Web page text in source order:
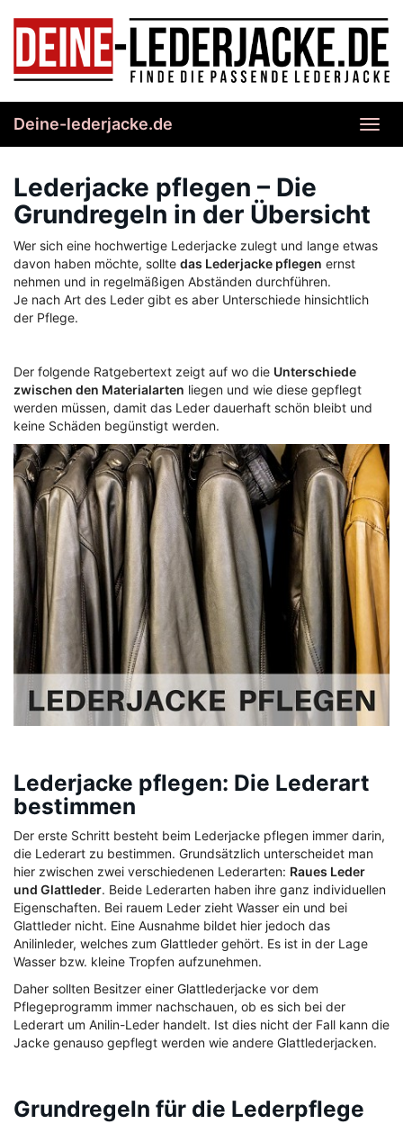
content
Deine-lederjacke.de
Lederjacke pflegen – Die
Grundregeln in der Übersicht
Wer sich eine hochwertige Lederjacke zulegt und lange etwas
davon haben möchte, sollte das Lederjacke pflegen ernst
nehmen und in regelmäßigen Abständen durchführen.
Je nach Art des Leder gibt es aber Unterschiede hinsichtlich
der Pflege.
Der folgende Ratgebertext zeigt auf wo die Unterschiede
zwischen den Materialarten liegen und wie diese gepflegt
werden müssen, damit das Leder dauerhaft schön bleibt und
keine Schäden begünstigt werden.
Lederjacke pflegen: Die Lederart
bestimmen
Der erste Schritt besteht beim Lederjacke pflegen immer darin,
die Lederart zu bestimmen. Grundsätzlich unterscheidet man
hier zwischen zwei verschiedenen Lederarten: Raues Leder
und Glattleder. Beide Lederarten haben ihre ganz individuellen
Eigenschaften. Bei rauem Leder zieht Wasser ein und bei
Glattleder nicht. Eine Ausnahme bildet hier jedoch das
Anilinleder, welches zum Glattleder gehört. Es ist in der Lage
Wasser bzw. kleine Tropfen aufzunehmen.
Daher sollten Besitzer einer Glattlederjacke vor dem
Pflegeprogramm immer nachschauen, ob es sich bei der
Lederart um Anilin-Leder handelt. Ist dies nicht der Fall kann die
Jacke genauso gepflegt werden wie andere Glattlederjacken.
Grundregeln für die Lederpflege